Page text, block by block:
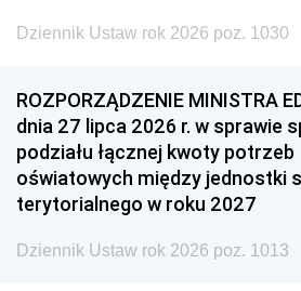
Dziennik Ustaw rok 2026 poz. 1030
ROZPORZĄDZENIE MINISTRA
dnia 27 lipca 2026 r. w sprawie
podziału łącznej kwoty potrzeb
oświatowych między jednostki
terytorialnego w roku 2027
Dziennik Ustaw rok 2026 poz. 1013